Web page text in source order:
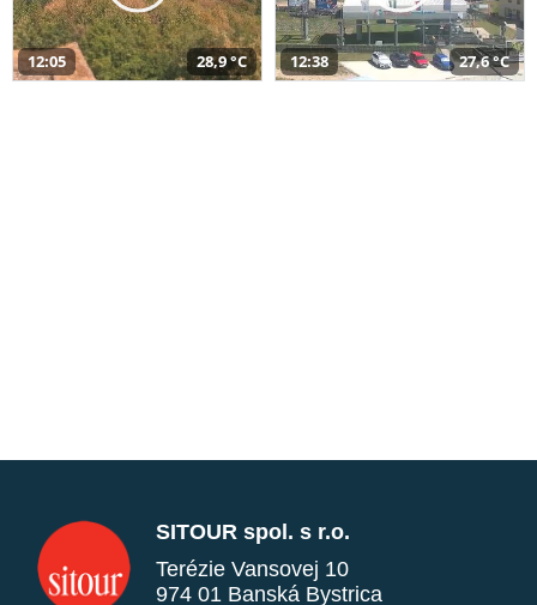
12:05 28,9 °C 12:38 27,6 °C
SITOUR spol. s r.o.
Terézie Vansovej 10
974 01 Banská Bystrica